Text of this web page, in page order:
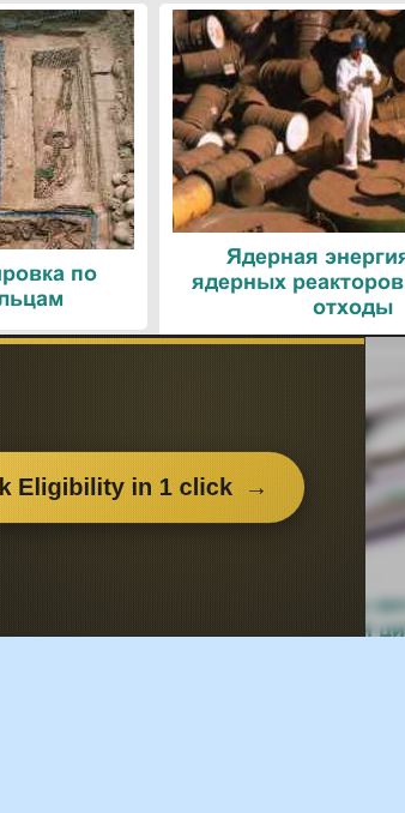
по
Ядерная
ядерных
отходы
Узлы и агрегаты
Четырехтактный